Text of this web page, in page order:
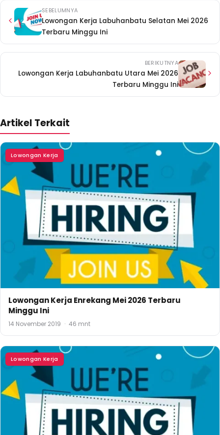
SEBELUMNYA
Lowongan Kerja Labuhanbatu Selatan Mei 2026
Terbaru Minggu Ini
BERIKUTNYA
Lowongan Kerja Labuhanbatu Utara Mei 2026
Terbaru Minggu Ini
Artikel Terkait
Lowongan Kerja
Lowongan Kerja Enrekang Mei 2026 Terbaru
Minggu Ini
14 November 2019 · 46 mnt
Lowongan Kerja